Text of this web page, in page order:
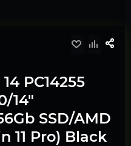
PC14255
14"
SSD/AMD
11 Pro) Black